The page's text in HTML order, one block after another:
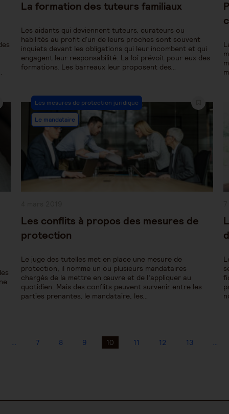
La formation des tuteurs familiaux
Les aidants qui deviennent tuteurs, curateurs ou
habilités au profit d'un de leurs proches sont souvent
inquiets devant les obligations qui leur incombent et qui
engagent leur responsabilité. La loi prévoit pour eux des
formations. Les barreaux leur proposent des…
Post
Category:
Les mesures de protection juridique
Le mandataire
Les conflits à propos des mesures de
protection
Le juge des tutelles met en place une mesure de
protection, il nomme un ou plusieurs mandataires
chargés de la mettre en œuvre et de l’appliquer au
quotidien. Mais des conflits peuvent survenir entre les
parties prenantes, le mandataire, les…
… 7 8 9 10 11 12 13 …